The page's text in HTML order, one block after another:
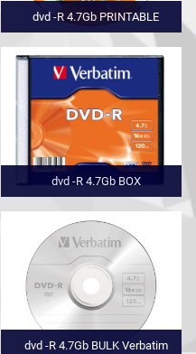
dvd -R 4.7Gb PRINTABLE
dvd -R 4.7Gb BOX
dvd -R 4.7Gb BULK Verbatim